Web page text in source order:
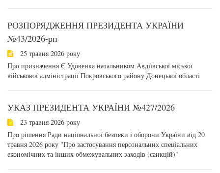
РОЗПОРЯДЖЕННЯ ПРЕЗИДЕНТА УКРАЇНИ
№43/2026-рп
25 травня 2026 року
Про призначення Є.Удовенка начальником Авдіївської міської
військової адміністрації Покровського району Донецької області
УКАЗ ПРЕЗИДЕНТА УКРАЇНИ №427/2026
23 травня 2026 року
Про рішення Ради національної безпеки і оборони України від 20
травня 2026 року "Про застосування персональних спеціальних
економічних та інших обмежувальних заходів (санкцій)"